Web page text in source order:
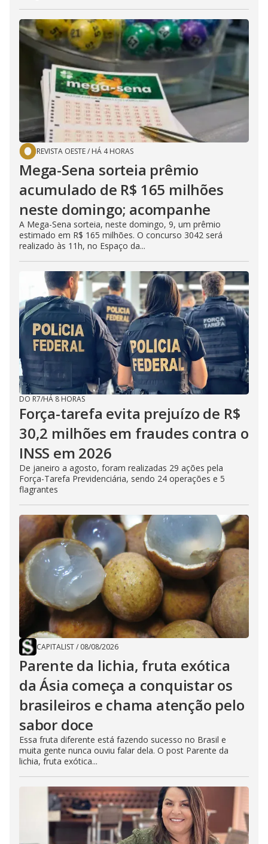
REVISTA OESTE/ HÁ 4 HORAS
Mega-Sena sorteia prêmio
acumulado de R$ 165 milhões
neste domingo; acompanhe
A Mega-Sena sorteia, neste domingo, 9, um prêmio
estimado em R$ 165 milhões. O concurso 3042 será
realizado às 11h, no Espaço da...
DO R7/HÁ 8 HORAS
Força-tarefa evita prejuízo de R$
30,2 milhões em fraudes contra o
INSS em 2026
De janeiro a agosto, foram realizadas 29 ações pela
Força-Tarefa Previdenciária, sendo 24 operações e 5
flagrantes
CAPITALIST/ 08/08/2026
Parente da lichia, fruta exótica
da Ásia começa a conquistar os
brasileiros e chama atenção pelo
sabor doce
Essa fruta diferente está fazendo sucesso no Brasil e
muita gente nunca ouviu falar dela. O post Parente da
lichia, fruta exótica...